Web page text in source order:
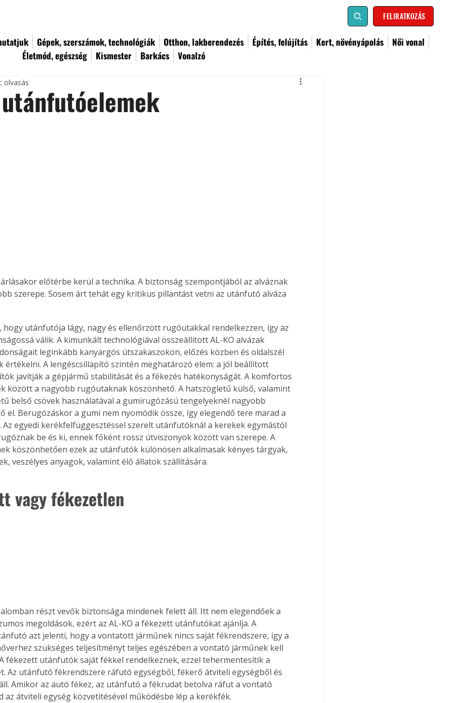
FELIRATKOZÁS
Gépek, szerszámok, technológiák Otthon, lakberendezés Építés, felújítás Kert, növényápolás
Női vonal
Életmód, egészség
Kismester Barkács Vonalzó
olvasás
előtérbe kerül a technika. A biztonság szempontjából az alváznak
szerepe. Sosem árt tehát egy kritikus pillantást vetni az utánfutó alváza
hogy utánfutója lágy, nagy és ellenőrzött rugóutakkal rendelkezzen, így az
válik. A kimunkált technológiával összeállított AL-KO alvázak
leginkább kanyargós útszakaszokon, előzés közben és oldalszél
értékelni. A lengéscsillapító szintén meghatározó elem: a jól beállított
javítják a gépjármű stabilitását és a fékezés hatékonyságát. A komfortos
között a nagyobb rugóutaknak köszönhető. A hatszögletű külső, valamint
belső csövek használatával a gumirugózású tengelyeknél nagyobb
el. Berugózáskor a gumi nem nyomódik össze, így elegendő tere marad a
Az egyedi kerékfelfüggesztéssel szerelt utánfutóknál a kerekek egymástól
be és ki, ennek főként rossz útviszonyok között van szerepe. A
köszönhetően ezek az utánfutók különösen alkalmasak kényes tárgyak,
veszélyes anyagok, valamint élő állatok szállítására.
vagy fékezetlen
részt vevők biztonsága mindenek felett áll. Itt nem elegendőek a
megoldások, ezért az AL-KO a fékezett utánfutókat ajánlja. A
azt jelenti, hogy a vontatott járműnek nincs saját fékrendszere, így a
szükséges teljesítményt teljes egészében a vontató járműnek kell
fékezett utánfutók saját fékkel rendelkeznek, ezzel tehermentesítik a
Az utánfutó fékrendszere ráfutó egységből, fékerő átviteli egységből és
Amikor az autó fékez, az utánfutó a fékrudat betolva ráfut a vontató
az átviteli egység közvetítésével működésbe lép a kerékfék.